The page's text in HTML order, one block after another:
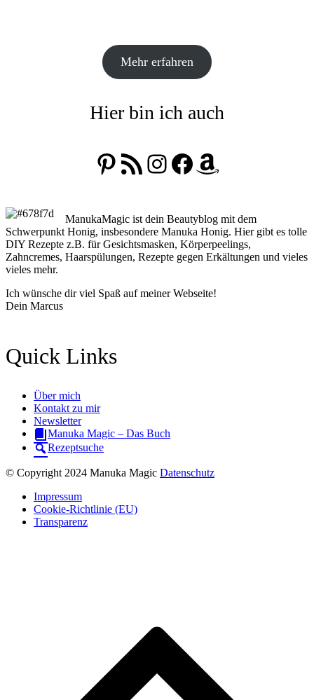
Mehr erfahren
Hier bin ich auch
Pinterest
RSS-FeedInstagram
Facebook
Amazon
ManukaMagic ist dein Beautyblog mit dem
Schwerpunkt Honig, insbesondere Manuka Honig. Hier gibt es tolle
DIY Rezepte z.B. für Gesichtsmasken, Körperpeelings,
Zahncremes, Haarspülungen, Rezepte gegen Erkältungen und vieles
vieles mehr.
Ich wünsche dir viel Spaß auf meiner Webseite!
Dein Marcus
Quick Links
Über mich
Kontakt zu mir
Newsletter
Manuka Magic – Das Buch
Rezeptsuche
© Copyright 2024 Manuka Magic Datenschutz
Impressum
Cookie-Richtlinie (EU)
Transparenz